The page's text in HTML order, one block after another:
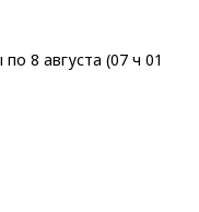
8 августа (07 ч 01